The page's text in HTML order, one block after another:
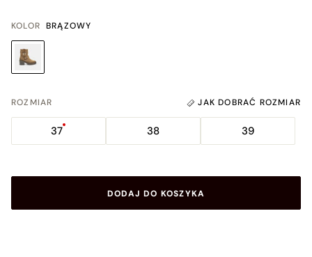
KOLOR BRĄZOWY
ROZMIAR JAK DOBRAĆ ROZMIAR
37 38 39
DODAJ DO KOSZYKA